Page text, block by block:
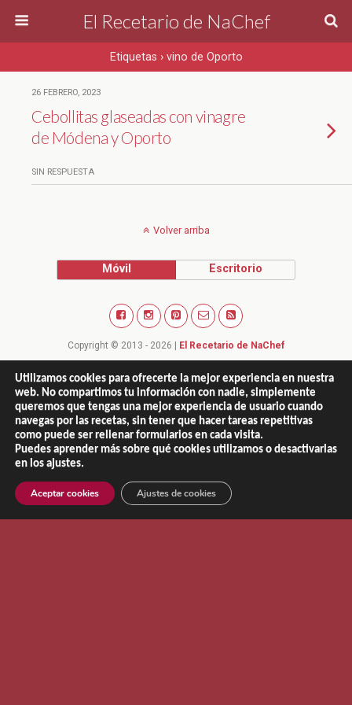
El Recetario de NaChef
Etiquetas › vino de Oporto
26 FEBRERO, 2023
Cebollitas glaseadas con vinagre
de Módena y Oporto
SIN RESPUESTA
Volver arriba
Móvil Escritorio
Utilizamos cookies para ofrecerte la mejor experiencia en nuestra
web. No compartimos tu información con nadie, simplemente
queremos que tengas una mejor experiencia de usuario cuando
navegas por las recetas, sin tener que hacer tareas repetitivas
como puede ser rellenar formularios en cada visita.
Puedes aprender más sobre qué cookies utilizamos o desactivarlas
en los ajustes.
Aceptar cookies Ajustes de cookies
Copyright © 2013 - 2026 | El Recetario de NaChef